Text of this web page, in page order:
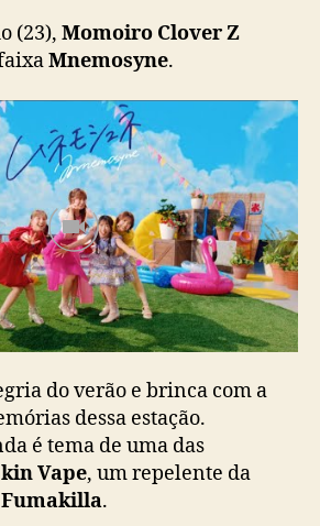
l
a
ç
a
M
V
d
e
“
M
n
e
m
s
y
n
e
(23), Momoiro Clover Z
Mnemosyne.
do verão e brinca com a
dessa estação.
é tema de uma das
Vape, um repelente da
Fumakilla.